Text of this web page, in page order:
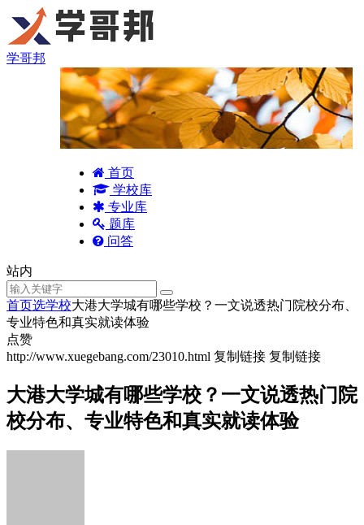
学哥邦
首页
学校库
专业库
题库
问答
站内
首页选学校大港大学城有哪些学校？一文说透热门院校分布、
专业特色和真实就读体验
点赞
http://www.xuegebang.com/23010.html 复制链接 复制链接
大港大学城有哪些学校？一文说透热门院
校分布、专业特色和真实就读体验